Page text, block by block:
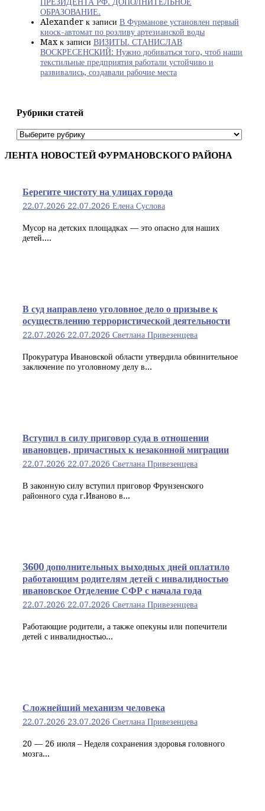
ОБРАЗОВАНИЕ.
Alexander к записи В Фурманове установлен первый
киоск-автомат по розливу артезианской воды
Max к записи ВИЗИТЫ. СТАНИСЛАВ
ВОСКРЕСЕНСКИЙ: Нужно добиваться того, чтоб наши
текстильные предприятия работали устойчиво и
развивались, создавали рабочие места
Рубрики статей
Рубрики
статей
ЛЕНТА НОВОСТЕЙ ФУРМАНОВСКОГО РАЙОНА
Берегите чистоту на улицах города
22.07.2026 22.07.2026 Елена Суслова
Мусор на детских площадках — это опасно для наших
детей....
В суд направлено уголовное дело о призыве к
осуществлению террористической деятельности
22.07.2026 22.07.2026 Светлана Привезенцева
Прокуратура Ивановской области утвердила обвинительное
заключение по уголовному делу в...
Вступил в силу приговор суда в отношении
ивановцев, причастных к незаконной миграции
22.07.2026 22.07.2026 Светлана Привезенцева
В законную силу вступил приговор Фрунзенского
районного суда г.Иваново в...
3600 дополнительных выходных дней оплатило
работающим родителям детей с инвалидностью
ивановское Отделение СФР с начала года
22.07.2026 22.07.2026 Светлана Привезенцева
Работающие родители, а также опекуны или попечители
детей с инвалидностью...
Сложнейший механизм человека
22.07.2026 23.07.2026 Светлана Привезенцева
20 — 26 июля – Неделя сохранения здоровья головного
мозга...